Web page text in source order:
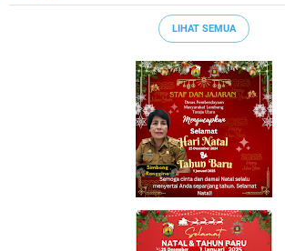
LIHAT SEMUA